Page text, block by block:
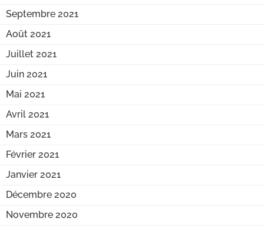
Septembre 2021
Août 2021
Juillet 2021
Juin 2021
Mai 2021
Avril 2021
Mars 2021
Février 2021
Janvier 2021
Décembre 2020
Novembre 2020